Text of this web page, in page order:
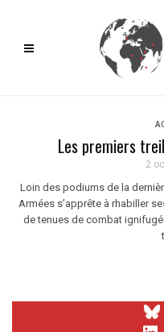
Les premiers
2
Loin des podiums de la
Armées s’apprête à rhabiller
de tenues de combat